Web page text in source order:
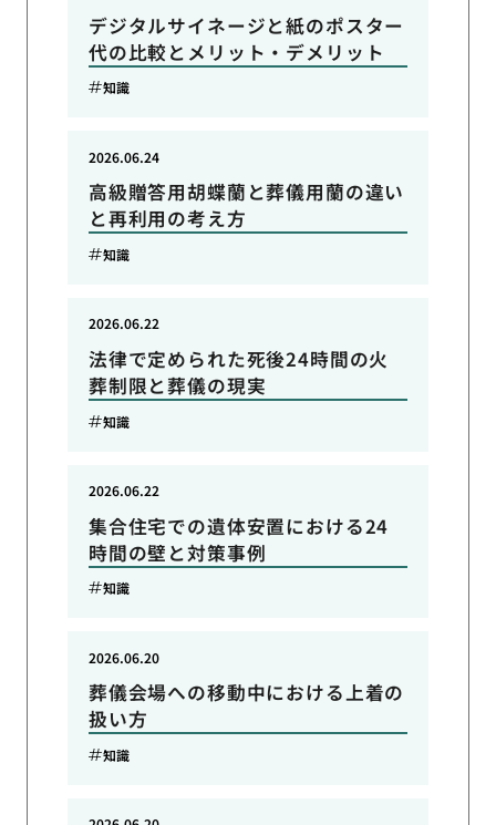
デジタルサイネージと紙のポスター
代の比較とメリット・デメリット
知識
高級贈答用胡蝶蘭と葬儀用蘭の違い
と再利用の考え方
2026.06.24
知識
法律で定められた死後24時間の火
葬制限と葬儀の現実
2026.06.22
知識
集合住宅での遺体安置における24
時間の壁と対策事例
2026.06.22
知識
葬儀会場への移動中における上着の
扱い方
2026.06.20
知識